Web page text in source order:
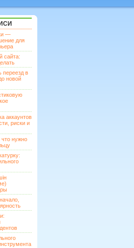
—
для
сайта:
переезд в
новой
аккаунтов
риски и
нужно